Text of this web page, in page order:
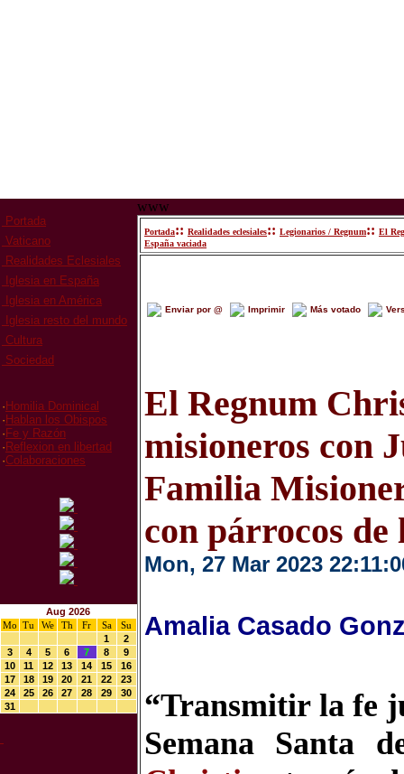
Portada
Vaticano
Realidades Eclesiales
Iglesia en España
Iglesia en América
Iglesia resto del mundo
Cultura
Sociedad
· Homilia Dominical
· Hablan los Obispos
· Fe y Razón
· Reflexion en libertad
·Colaboraciones
Aug 2026
Mo
Tu We Th Fr Sa
Su
1
2
3
4 5 6 7 8
9
10
11 12 13 14 15
16
17
18 19 20 21 22
23
24
25 26 27 28 29
30
31
www
Portada:: Realidades eclesiales:: Legionarios / Regnum:: El
España vaciada
Enviar por @ Imprimir Más votado
El Regnum
misioneros con
Familia
con párrocos de
Mon, 27 Mar 2023
Amalia Casado
“Transmitir la fe
Semana Santa